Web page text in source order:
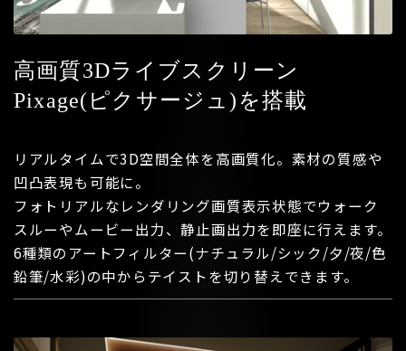
高画質3Dライブスクリーン
Pixage(ピクサージュ)を搭載
リアルタイムで3D空間全体を高画質化。素材の質感や
凹凸表現も可能に。
フォトリアルなレンダリング画質表示状態でウォーク
スルーやムービー出力、静止画出力を即座に行えます。
6種類のアートフィルター(ナチュラル/シック/夕/夜/色
鉛筆/水彩)の中からテイストを切り替えできます。